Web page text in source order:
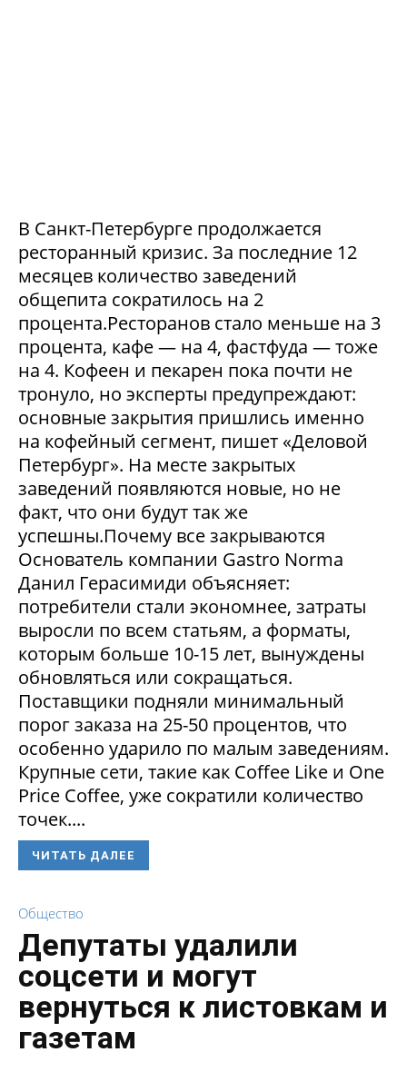
В Санкт-Петербурге продолжается
ресторанный кризис. За последние 12
месяцев количество заведений
общепита сократилось на 2
процента.Ресторанов стало меньше на 3
процента, кафе — на 4, фастфуда — тоже
на 4. Кофеен и пекарен пока почти не
тронуло, но эксперты предупреждают:
основные закрытия пришлись именно
на кофейный сегмент, пишет «Деловой
Петербург». На месте закрытых
заведений появляются новые, но не
факт, что они будут так же
успешны.Почему все закрываются
Основатель компании Gastro Norma
Данил Герасимиди объясняет:
потребители стали экономнее, затраты
выросли по всем статьям, а форматы,
которым больше 10-15 лет, вынуждены
обновляться или сокращаться.
Поставщики подняли минимальный
порог заказа на 25-50 процентов, что
особенно ударило по малым заведениям.
Крупные сети, такие как Coffee Like и One
Price Coffee, уже сократили количество
точек....
ЧИТАТЬ ДАЛЕЕ
Общество
Депутаты удалили
соцсети и могут
вернуться к листовкам и
газетам